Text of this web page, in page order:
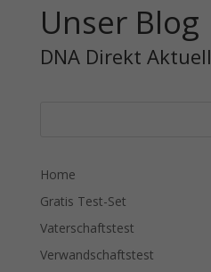
Unser Blog
DNA Direkt Aktuell
Home
Gratis Test-Set
Vaterschaftstest
Verwandschaftstest